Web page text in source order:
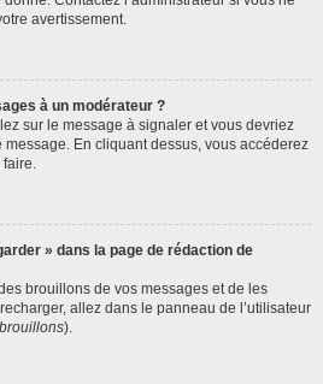
avertissement.
à un modérateur ?
sur le message à signaler et vous devriez
En cliquant dessus, vous accéderez
faire.
» dans la page de rédaction de
brouillons de vos messages et de les
allez dans le panneau de l’utilisateur
).